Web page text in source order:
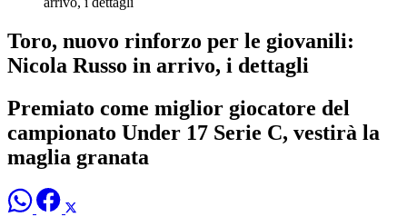
Toro, nuovo rinforzo per le giovanili:
Nicola Russo in arrivo, i dettagli
Premiato come miglior giocatore del
campionato Under 17 Serie C, vestirà la
maglia granata